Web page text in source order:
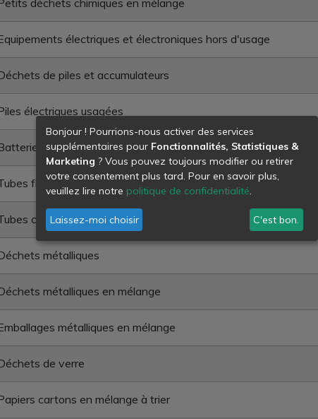
déchets chimiques en mélange
électriques et électroniques hors d'usage
de piles et accumulateurs
électriques usagées
usagées
fluorescents
cathodiques
métalliques
métalliques en mélange
métalliques en mélange
de verre
cartons en mélange à trier
Bonjour ! Pourrions-nous activer des services
supplémentaires pour Fonctionnalités, Statistiques &
Marketing ? Vous pouvez toujours modifier ou retirer
votre consentement plus tard. Pour en savoir plus,
veuillez lire notre politique de confidentialité.
Laissez-moi choisir C'est bon.